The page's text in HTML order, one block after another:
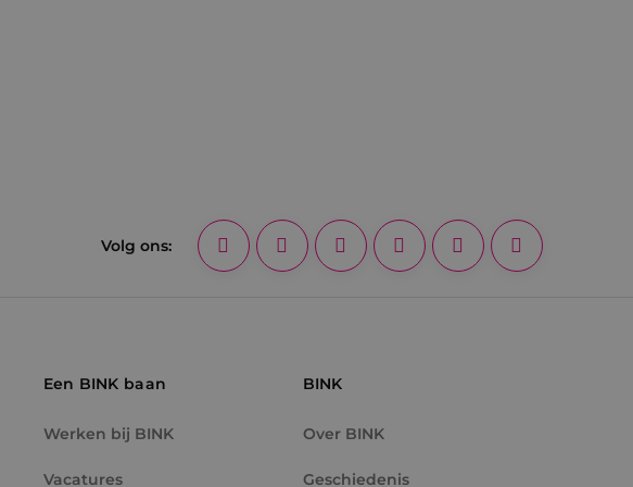
Volg ons:
Een BINK baan
Werken bij BINK
Vacatures
BINK
Over BINK
Geschiedenis